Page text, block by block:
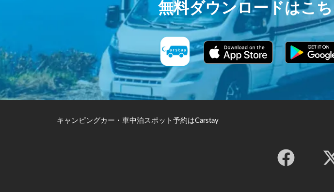
無料ダウンロードはこ
キャンピングカー・車中泊スポット予約はCarstay